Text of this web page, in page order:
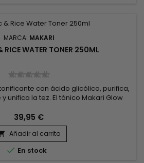
MARCA: MAKARI
RICE WATER TONER 250ML
con ácido glicólico, purifica,
unifica la tez. El tónico Makari Glow
la piel, afina el tamaño de los poros
irregularidades pigmentarias para
luminosa y uniforme. Formulado...
39,95 €
Añadir al carrito
 En stock